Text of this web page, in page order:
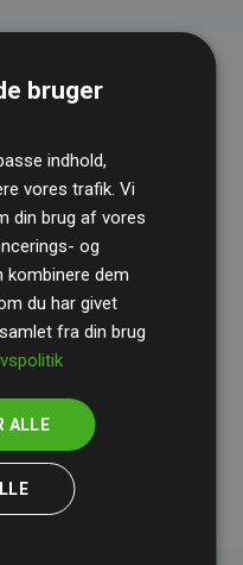
løbende vores
gennemsigtighed
vores investeringer i
CO₂-
bruger
indhold,
vores trafik. Vi
din brug af vores
og
kombinere dem
du har givet
fra din brug
ALLE